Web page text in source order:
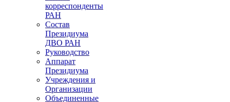
корреспонденты
РАН
Состав
Президиума
ДВО РАН
Руководство
Аппарат
Президиума
Учреждения и
Организации
Объединенные